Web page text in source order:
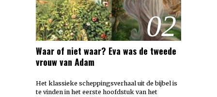
02
Waar of niet waar? Eva was de tweede
vrouw van Adam
Het klassieke scheppingsverhaal uit de bijbel is
te vinden in het eerste hoofdstuk van het